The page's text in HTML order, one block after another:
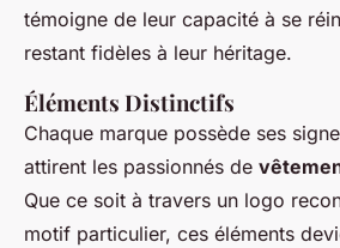
témoigne de leur capacité à se
restant fidèles à leur héritage.
Éléments Distinctifs
Chaque marque possède ses
attirent les passionnés de
Que ce soit à travers un logo
motif particulier, ces éléments